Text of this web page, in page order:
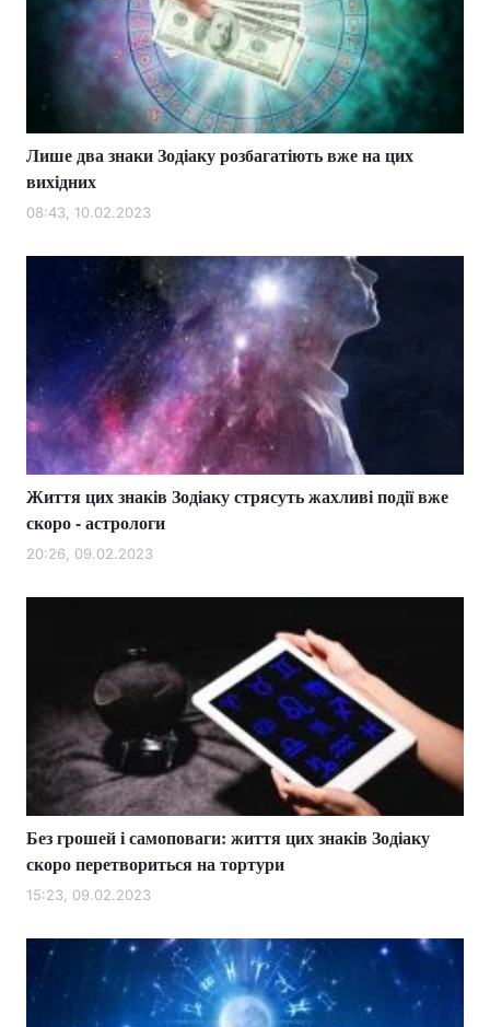
Лише два знаки Зодіаку розбагатіють вже на цих
вихідних
08:43, 10.02.2023
Життя цих знаків Зодіаку стрясуть жахливі події вже
скоро - астрологи
20:26, 09.02.2023
Без грошей і самоповаги: життя цих знаків Зодіаку
скоро перетвориться на тортури
15:23, 09.02.2023